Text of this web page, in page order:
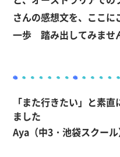
さんの感想文を、ここに
一歩 踏み出してみませ
「また行きたい」と素直
ました
Aya（中3 ・池袋スクール